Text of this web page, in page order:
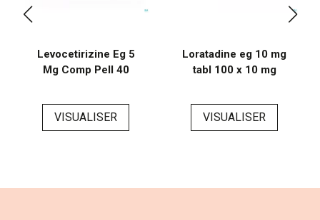
Levocetirizine Eg 5
Mg Comp Pell 40
VISUALISER
Loratadine eg 10 mg
tabl 100 x 10 mg
VISUALISER